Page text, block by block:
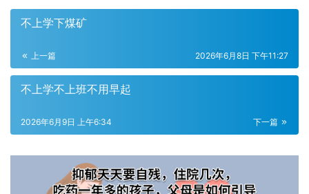
不上学下煤矿
上一篇 2026年6月8日 下午11:27
不上学不上班不用早起
下一篇
2026年6月9日 上午6:34